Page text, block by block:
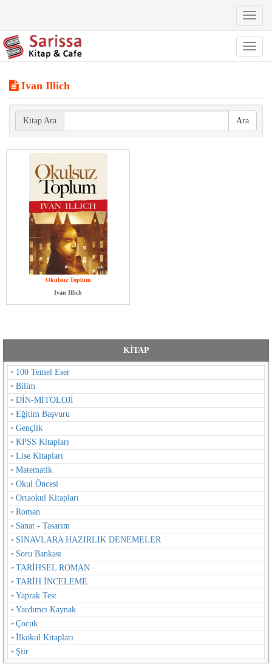
Toggle
Toggle
Ivan Illich
Kitap Ara Ara
Okulsuz Toplum
Ivan Illich
KİTAP
100 Temel Eser
Bilim
DİN-MİTOLOJİ
Eğitim Başvuru
Gençlik
KPSS Kitapları
Lise Kitapları
Matematik
Okul Öncesi
Ortaokul Kitapları
Roman
Sanat - Tasarım
SINAVLARA HAZIRLIK DENEMELER
Soru Bankası
TARİHSEL ROMAN
TARİH İNCELEME
Yaprak Test
Yardımcı Kaynak
Çocuk
İlkokul Kitapları
Şiir